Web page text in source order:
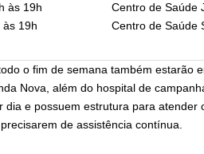
às 19h
19h
Centro de Saúde
Centro de Saúde
o fim de semana também estarão
Nova, além do hospital de
e possuem estrutura para atender
de assistência contínua.